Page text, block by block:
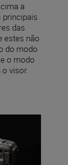
a
principais
das
estes não
do modo
o modo
visor.